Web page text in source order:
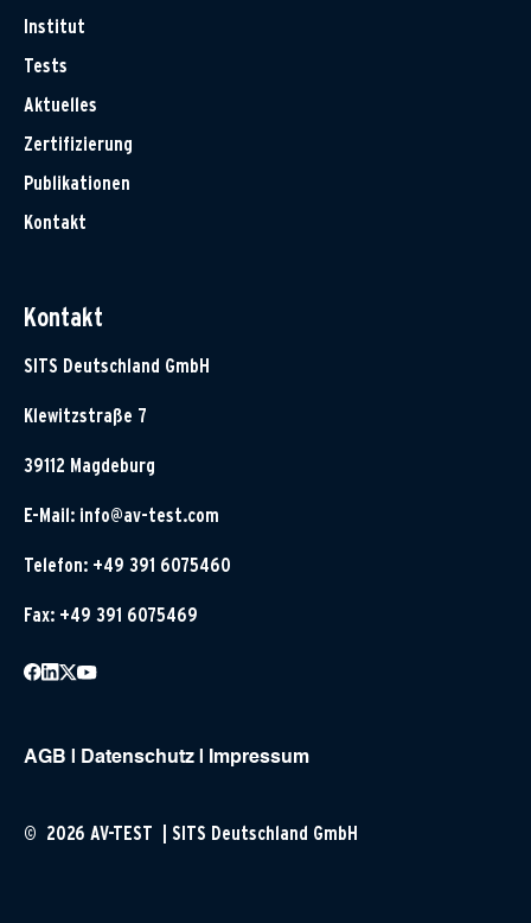
Institut
Tests
Aktuelles
Zertifizierung
Publikationen
Kontakt
Kontakt
SITS Deutschland GmbH
Klewitzstraße 7
39112 Magdeburg
E-Mail: info@av-test.com
Telefon: +49 391 6075460
Fax: +49 391 6075469
AGB Datenschutz Impressum
© 2026 AV-TEST | SITS Deutschland GmbH